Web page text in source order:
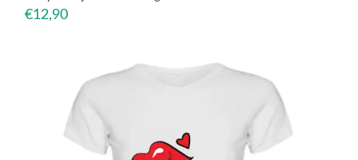
€12,90